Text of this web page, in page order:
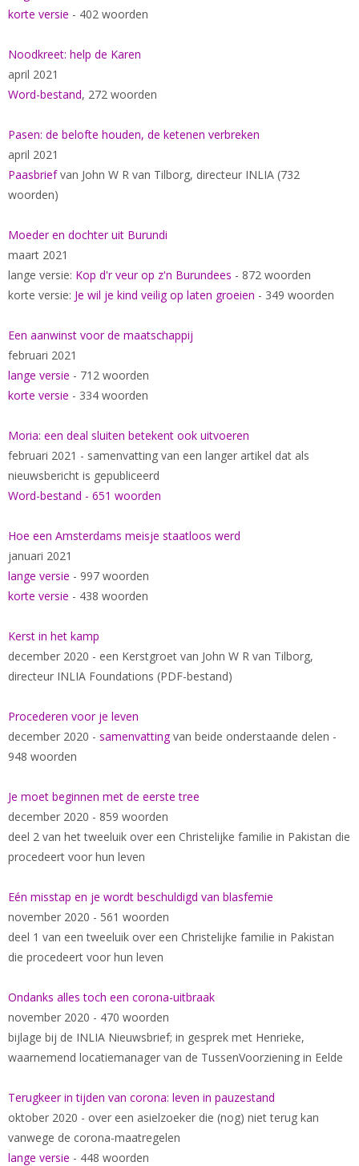
korte versie - 402 woorden
Noodkreet: help de Karen
april 2021
Word-bestand, 272 woorden
Pasen: de belofte houden, de ketenen verbreken
april 2021
Paasbriefvan John W R van Tilborg, directeur INLIA (732
woorden)
Moeder en dochter uit Burundi
maart 2021
lange versie: Kop d'r veur op z'n Burundees - 872 woorden
korte versie: Je wil je kind veilig op laten groeien - 349 woorden
Een aanwinst voor de maatschappij
februari 2021
lange versie - 712 woorden
korte versie - 334 woorden
Moria: een deal sluiten betekent ook uitvoeren
februari 2021 - samenvatting van een langer artikel dat als
nieuwsbericht is gepubliceerd
Word-bestand - 651 woorden
Hoe een Amsterdams meisje staatloos werd
januari 2021
lange versie - 997 woorden
korte versie - 438 woorden
Kerst in het kamp
december 2020 - een Kerstgroet van John W R van Tilborg,
directeur INLIA Foundations (PDF-bestand)
Procederen voor je leven
december 2020 - samenvattingvan beide onderstaande delen -
948 woorden
Je moet beginnen met de eerste tree
december 2020 - 859 woorden
deel 2 van het tweeluik over een Christelijke familie in Pakistan die
procedeert voor hun leven
Eén misstap en je wordt beschuldigd van blasfemie
november 2020 - 561 woorden
deel 1 van een tweeluik over een Christelijke familie in Pakistan
die procedeert voor hun leven
Ondanks alles toch een corona-uitbraak
november 2020 - 470 woorden
bijlage bij de INLIA Nieuwsbrief; in gesprek met Henrieke,
waarnemend locatiemanager van de TussenVoorziening in Eelde
Terugkeer in tijden van corona: leven in pauzestand
oktober 2020 - over een asielzoeker die (nog) niet terug kan
vanwege de corona-maatregelen
lange versie - 448 woorden